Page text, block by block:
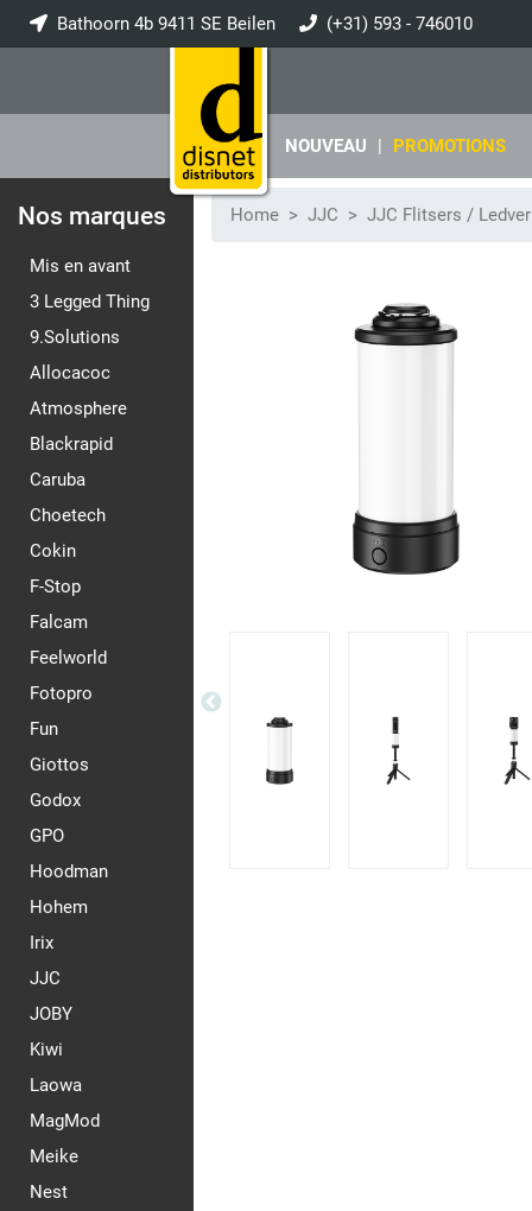
Bathoorn 4b 9411 SE Beilen (+31) 593 - 746010
NOUVEAU | PROMOTIONS
Nos marques
Mis en avant
3 Legged Thing
9.Solutions
Allocacoc
Atmosphere
Blackrapid
Caruba
Choetech
Cokin
F-Stop
Falcam
Feelworld
Fotopro
Fun
Giottos
Godox
GPO
Hoodman
Hohem
Irix
JJC
JOBY
Kiwi
Laowa
MagMod
Meike
Nest
Home JJC JJC Flitsers /